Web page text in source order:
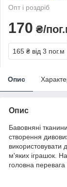
Опт і роздріб
170 ₴/
165 ₴ від 3 пог.м
Опис
Опис
Бавовняні
створення
використовувати
м'яких іграшок.
головна перевага